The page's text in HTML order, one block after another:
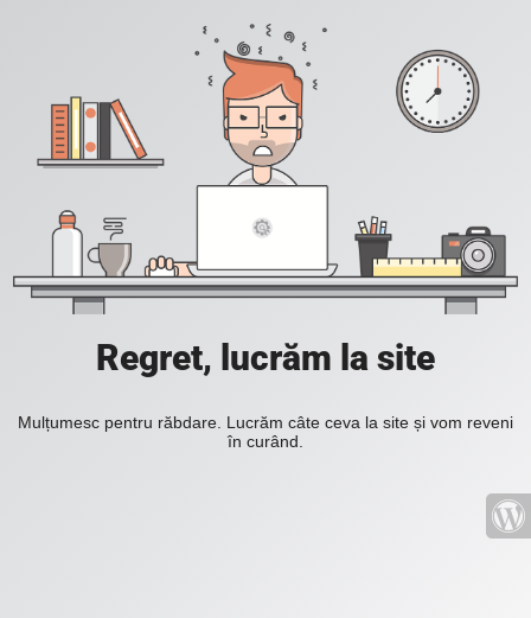
Regret, lucrăm la site
Mulțumesc pentru răbdare. Lucrăm câte ceva la site și vom reveni
în curând.